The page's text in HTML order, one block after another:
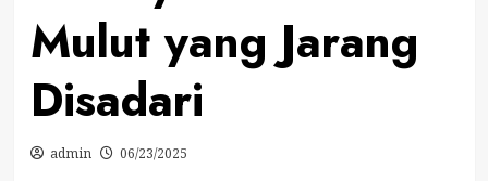
Mulut yang Jarang
Disadari
admin 06/23/2025